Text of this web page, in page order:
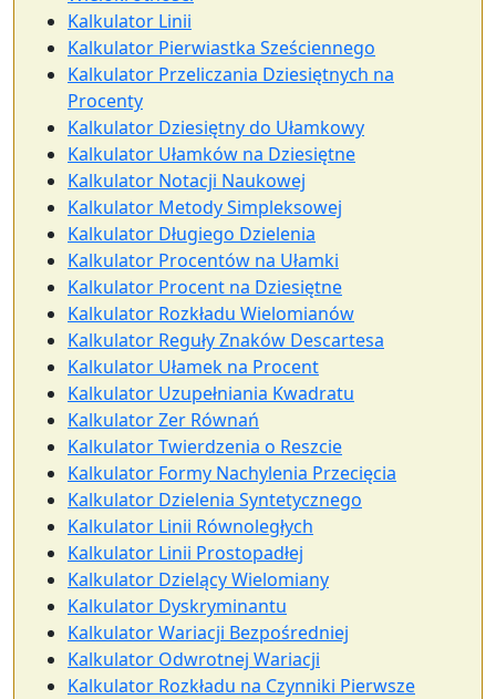
Kalkulator Linii
Kalkulator Pierwiastka Sześciennego
Kalkulator Przeliczania Dziesiętnych na
Procenty
Kalkulator Dziesiętny do Ułamkowy
Kalkulator Ułamków na Dziesiętne
Kalkulator Notacji Naukowej
Kalkulator Metody Simpleksowej
Kalkulator Długiego Dzielenia
Kalkulator Procentów na Ułamki
Kalkulator Procent na Dziesiętne
Kalkulator Rozkładu Wielomianów
Kalkulator Reguły Znaków Descartesa
Kalkulator Ułamek na Procent
Kalkulator Uzupełniania Kwadratu
Kalkulator Zer Równań
Kalkulator Twierdzenia o Reszcie
Kalkulator Formy Nachylenia Przecięcia
Kalkulator Dzielenia Syntetycznego
Kalkulator Linii Równoległych
Kalkulator Linii Prostopadłej
Kalkulator Dzielący Wielomiany
Kalkulator Dyskryminantu
Kalkulator Wariacji Bezpośredniej
Kalkulator Odwrotnej Wariacji
Kalkulator Rozkładu na Czynniki Pierwsze